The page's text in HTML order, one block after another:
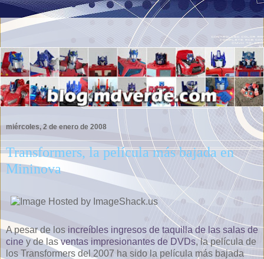
miércoles, 2 de enero de 2008
Transformers, la película más bajada en
Mininova
A pesar de los increíbles ingresos de taquilla de las salas de
cine y de lasventas impresionantes de DVDs, la película de
los Transformers del 2007 ha sido la película más bajada